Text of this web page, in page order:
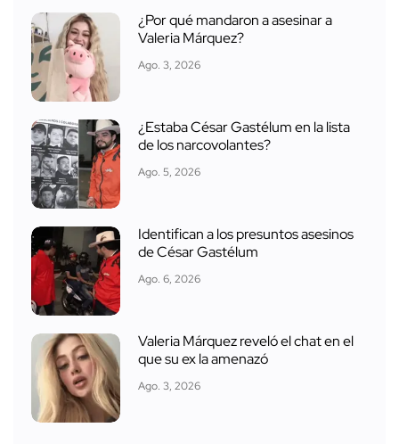
¿Por qué mandaron a asesinar a
Valeria Márquez?
Ago. 3, 2026
¿Estaba César Gastélum en la lista
de los narcovolantes?
Ago. 5, 2026
Identifican a los presuntos asesinos
de César Gastélum
Ago. 6, 2026
Valeria Márquez reveló el chat en el
que su ex la amenazó
Ago. 3, 2026